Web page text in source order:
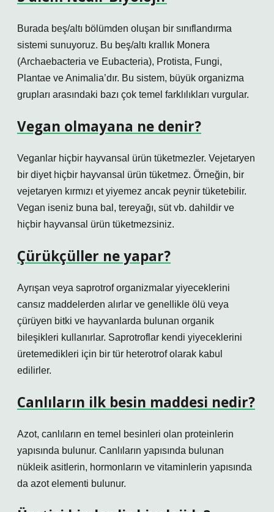
Burada beş/altı bölümden oluşan bir sınıflandırma
sistemi sunuyoruz. Bu beş/altı krallık Monera
(Archaebacteria ve Eubacteria), Protista, Fungi,
Plantae ve Animalia’dır. Bu sistem, büyük organizma
grupları arasındaki bazı çok temel farklılıkları vurgular.
Vegan olmayana ne denir?
Veganlar hiçbir hayvansal ürün tüketmezler. Vejetaryen
bir diyet hiçbir hayvansal ürün tüketmez. Örneğin, bir
vejetaryen kırmızı et yiyemez ancak peynir tüketebilir.
Vegan iseniz buna bal, tereyağı, süt vb. dahildir ve
hiçbir hayvansal ürün tüketmezsiniz.
Çürükçüller ne yapar?
Ayrışan veya saprotrof organizmalar yiyeceklerini
cansız maddelerden alırlar ve genellikle ölü veya
çürüyen bitki ve hayvanlarda bulunan organik
bileşikleri kullanırlar. Saprotroflar kendi yiyeceklerini
üretemedikleri için bir tür heterotrof olarak kabul
edilirler.
Canlıların ilk besin maddesi nedir?
Azot, canlıların en temel besinleri olan proteinlerin
yapısında bulunur. Canlıların yapısında bulunan
nükleik asitlerin, hormonların ve vitaminlerin yapısında
da azot elementi bulunur.